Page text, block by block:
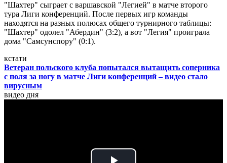
"Шахтер" сыграет с варшавской "Легией" в матче второго
тура Лиги конференций. После первых игр команды
находятся на разных полюсах общего турнирного таблицы:
"Шахтер" одолел "Абердин" (3:2), а вот "Легия" проиграла
дома "Самсунспору" (0:1).
кстати
Ветеран польского клуба попытался вытащить соперника
с поля за ногу в матче Лиги конференций – видео стало
вирусным
видео дня